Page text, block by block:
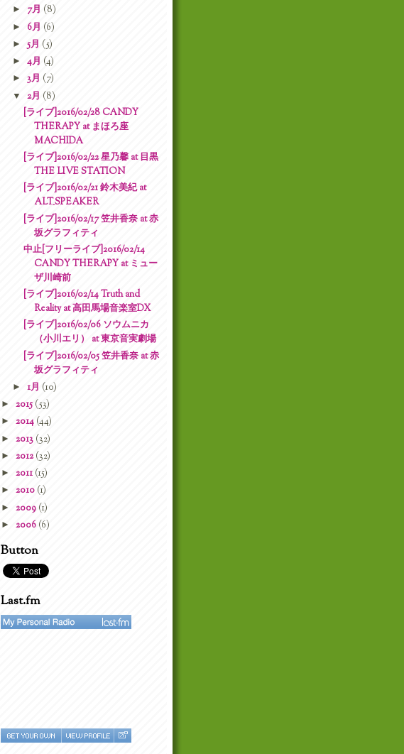
► 7月 (8)
► 6月 (6)
► 5月 (5)
► 4月 (4)
► 3月 (7)
▼ 2月 (8)
[ライブ]2016/02/28 CANDY
THERAPY at まほろ座
MACHIDA
[ライブ]2016/02/22 星乃馨 at 目黒
THE LIVE STATION
[ライブ]2016/02/21 鈴木美紀 at
ALT_SPEAKER
[ライブ]2016/02/17 笠井香奈 at 赤
坂グラフィティ
中止[フリーライブ]2016/02/14
CANDY THERAPY at ミュー
ザ川崎前
[ライブ]2016/02/14 Truth and
Reality at 高田馬場音楽室DX
[ライブ]2016/02/06 ソウムニカ
（小川エリ） at 東京音実劇場
[ライブ]2016/02/05 笠井香奈 at 赤
坂グラフィティ
► 1月 (10)
► 2015 (53)
► 2014 (44)
► 2013 (32)
► 2012(32)
► 2011 (15)
► 2010 (1)
► 2009 (1)
► 2006 (6)
Button
Last.fm